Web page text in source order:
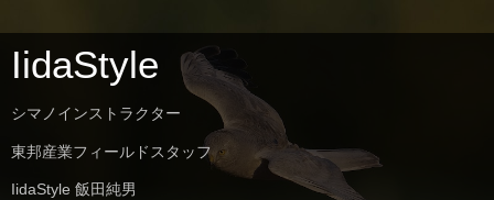
IidaStyle
シマノインストラクター
東邦産業フィールドスタッフ
IidaStyle 飯田純男